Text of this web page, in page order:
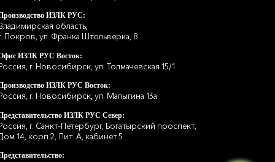
ИЗЛК РУС:
область,
Покров, ул. Франка Штольверка, 8
ИЗЛК РУС Восток:
г. Новосибирск, ул. Толмачевская 15/1
ИЗЛК РУС Восток:
г. Новосибирск, ул. Малыгина 13а
ИЗЛК РУС Север:
г. Санкт-Петербург, Богатырский проспект,
14, корп.2, Лит. А, кабинет 5